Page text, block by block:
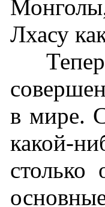
Лхасу
в мире.
какой-